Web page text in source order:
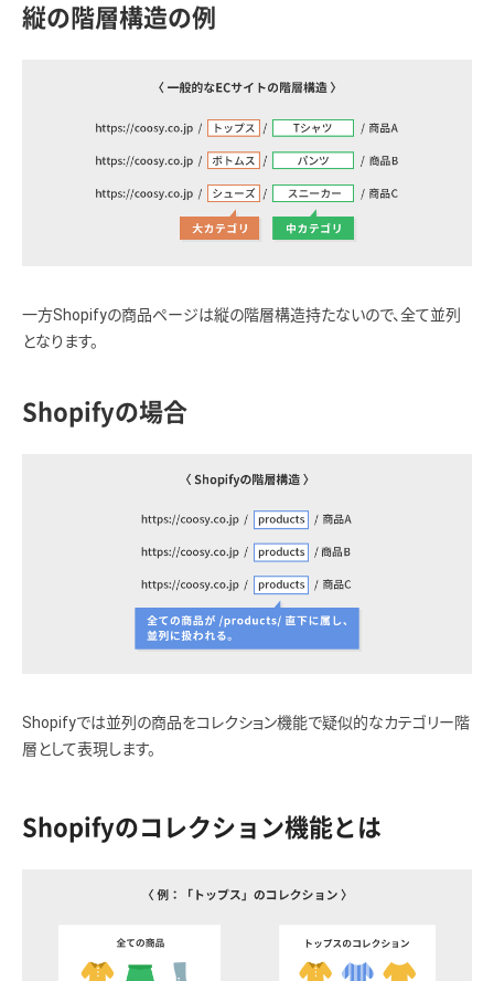
縦の階層構造の例
一方Shopifyの商品ページは縦の階層構造持たないので、全て並列
となります。
Shopifyの場合
Shopifyでは並列の商品をコレクション機能で疑似的なカテゴリー階
層として表現します。
Shopifyのコレクション機能とは